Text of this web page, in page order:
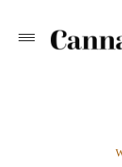
Skip Primary
Menu